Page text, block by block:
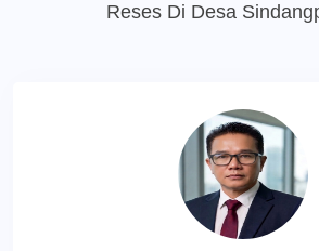
Reses Di Desa